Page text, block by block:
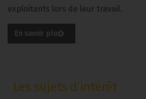
exploitants lors de leur travail.
En savoir plus
Les sujets d’intérêt